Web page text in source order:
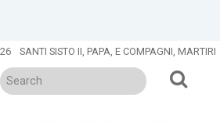
SANTI SISTO II, PAPA, E COMPAGNI, MARTIRI